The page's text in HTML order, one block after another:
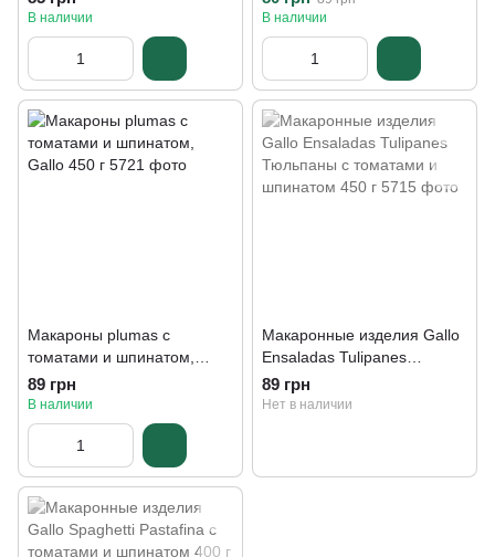
В наличии
В наличии
Макароны plumas с
томатами и шпинатом,
Gallo 450 г
89 грн
В наличии
Макаронные изделия Gallo
Ensaladas Tulipanes
Тюльпаны с томатами и
шпинатом 450 г
89 грн
Нет в наличии